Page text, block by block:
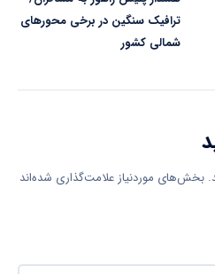
ترافیک سنگین در برخی محور‌های
شمالی کشور
بخش‌های موردنیاز علامت‌گذاری شده‌اند